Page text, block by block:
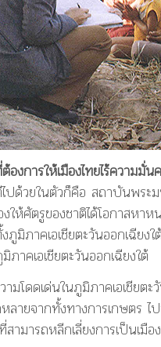
องการให้เมืองไทยไร้ความมั่
ปด้วยในตัวก็คือ สถาบันพระ
ให้ศัตรูของชาติได้โอกาสหา
มิภาคเอเชียตะวันออกเฉียง
าคเอเชียตะวันออกเฉียงใต้
ามโดดเด่นในภูมิภาคเอเชีย
ายจากทั้งทางการเกษตร
มารถหลีกเลี่ยงการเป็นเมือ